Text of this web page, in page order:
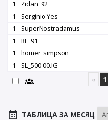
1
Zidan_92
1
Serginio Yes
1
SuperNostradamus
1
RL_91
1
homer_simpson
1
SL_500-00.IG
«
1
ТАБЛИЦА ЗА МЕСЯЦ